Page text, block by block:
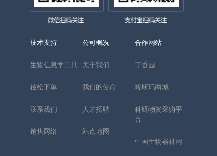
技术支持
生物信息学工具
轻松下单
联系我们
销售网络
公司概况
关于我们
我们的使命
人才招聘
站点地图
合作网站
丁香园
喀斯玛商城
科研物资采购平
台
中国生物器材网